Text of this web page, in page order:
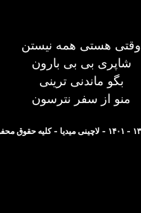
وقتی هستی همه نیستن
شاپری بی بی بارون
بگو ماندنی ترینی
منو از سفر نترسون